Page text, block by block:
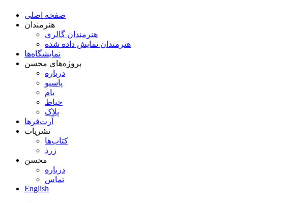
صفحه اصلی
هنرمندان
هنرمندان گالری
هنرمندان نمایش داده شده
نمایشگاه‌ها
پروژه‌های محسن
درباره
پاسیو
بام
حیاط
پلاک
آرت‌فرها
نشریات
کتاب‌ها
زرد
محسن
درباره
تماس
English